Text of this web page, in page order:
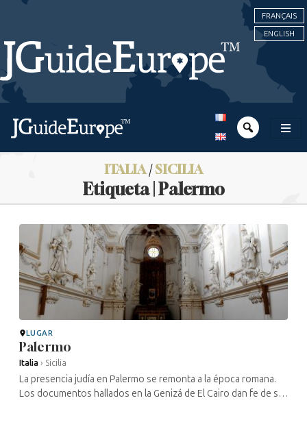
FRANÇAIS
ENGLISH
ITALIA/SICILIA
Etiqueta | Palermo
LUGAR
Palermo
Italia › Sicilia
La presencia judía en Palermo se remonta a la época romana.
Los documentos hallados en la Genizá de El Cairo dan fe de su